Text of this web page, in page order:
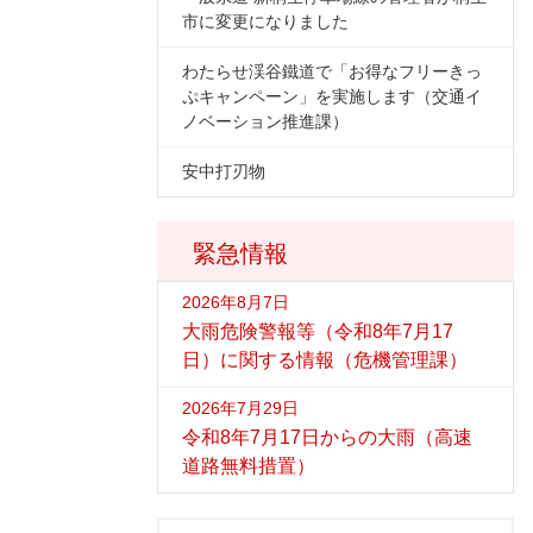
緊急情報
2026年8月7日
大雨危険警報等（令和8年7月17
日）に関する情報（危機管理課）
2026年7月29日
令和8年7月17日からの大雨（高速
道路無料措置）
市に変更になりました
わたらせ渓谷鐵道で「お得なフリーきっ
ぷキャンペーン」を実施します（交通イ
ノベーション推進課）
安中打刃物